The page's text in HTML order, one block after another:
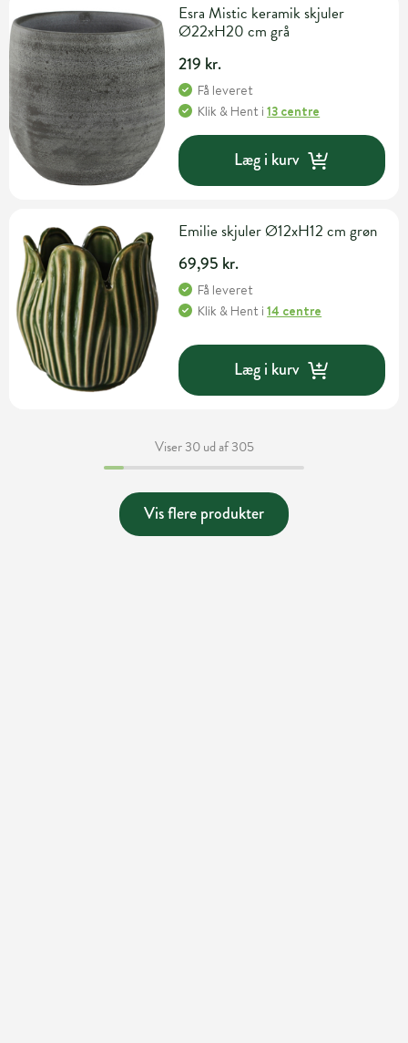
Esra Mistic keramik skjuler
Ø22xH20 cm grå
219 kr.
Få leveret
Klik & Hent i13 centre
Læg i kurv
Emilie skjuler Ø12xH12 cm grøn
69,95 kr.
Få leveret
Klik & Hent i14 centre
Læg i kurv
Viser 30 ud af 305
Vis flere produkter